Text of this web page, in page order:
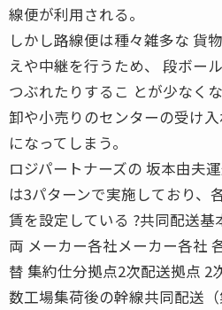
線便が利用される。
しかし路線便は種々雑多な 貨
えや中継を行うため、 段ボー
つぶれたりするこ とが少なくな
卸や小売りのセンターの受け
になってしまう。
ロジパートナーズの 坂本由夫
は3パターンで実施しており、
賃を設定している ?共同配送
両 メーカー各社メーカー各社
替 集約仕分拠点2次配送拠点 2
数工場集荷後の幹線共同配送（